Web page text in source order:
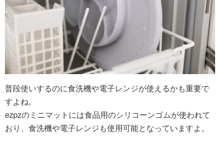
普段使いするのに食洗機や電子レンジが使えるかも重要で
すよね。
ezpzのミニマットには食品用のシリコーンゴムが使われて
おり、食洗機や電子レンジも使用可能となっていますよ。